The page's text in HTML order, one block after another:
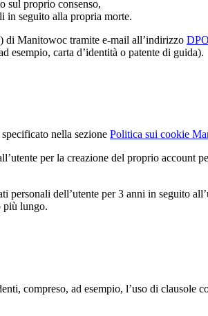
sul proprio consenso,
in seguito alla propria morte.
di Manitowoc tramite e-mail all’indirizzo
esempio, carta d’identità o patente di guida).
nella sezione Politica sui cookie
per la creazione del proprio account
dell’utente per 3 anni in seguito
più lungo.
compreso, ad esempio, l’uso di clausole